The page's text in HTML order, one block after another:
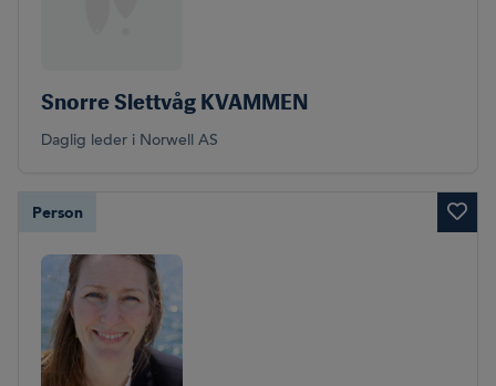
Snorre Slettvåg KVAMMEN
Daglig leder i Norwell AS
Person